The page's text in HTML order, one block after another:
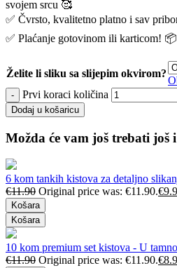
svojem srcu 🥰
✅ Čvrsto, kvalitetno platno i sav
✅ Plaćanje gotovinom ili karticom! 📦
Želite li sliku sa slijepim okvirom?
Prvi koraci količina
Dodaj u košaricu
Možda će vam još trebati još
6 kom tankih kistova za detaljno
€11.90 Original price was: €11.90.€
Košara
Košara
10 kom premium set kistova - U
€11.90 Original price was: €11.90.€